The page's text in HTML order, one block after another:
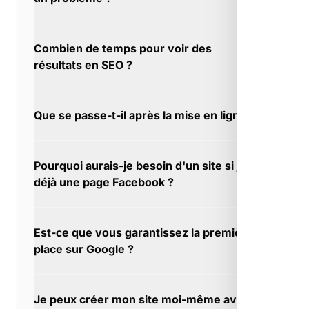
documenté. À Mallefougasse-Augès, nous
avons pensé à tout pour vous faciliter la vie.
Combien de temps pour voir des
résultats en SEO ?
Mallefougasse-Augès, chaque mois de travail
Que se passe-t-il après la mise en ligne ?
Mallefougasse-Augès, nous vous conseillons
sur les évolutions pertinentes.
Pourquoi aurais-je besoin d'un site si j'ai
déjà une page Facebook ?
qualifiés. À Mallefougasse-Augès, Facebook
ne vous donne pas les emails de vos
Est-ce que vous garantissez la première
place sur Google ?
irréalistes. À Mallefougasse-Augès, nous
Je peux créer mon site moi-même avec